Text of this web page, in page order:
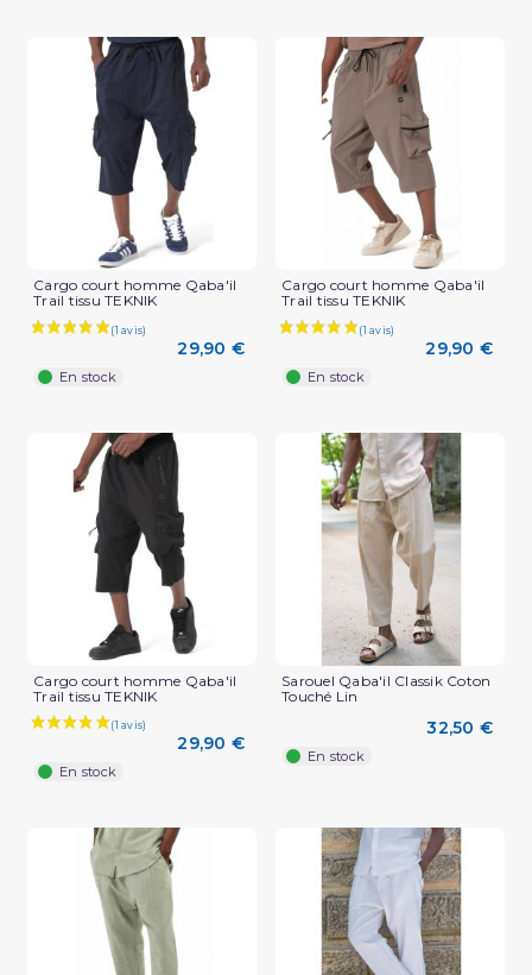
Cargo court homme Qaba'il
Trail tissu TEKNIK
29,90 €
En stock
Cargo court homme Qaba'il
Trail tissu TEKNIK
29,90 €
En stock
Cargo court homme Qaba'il
Trail tissu TEKNIK
29,90 €
En stock
Sarouel Qaba'il Classik Coton
Touché Lin
32,50 €
En stock